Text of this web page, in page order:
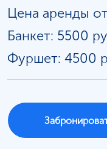
Цена аренды
Банкет: 5500
Фуршет: 4500